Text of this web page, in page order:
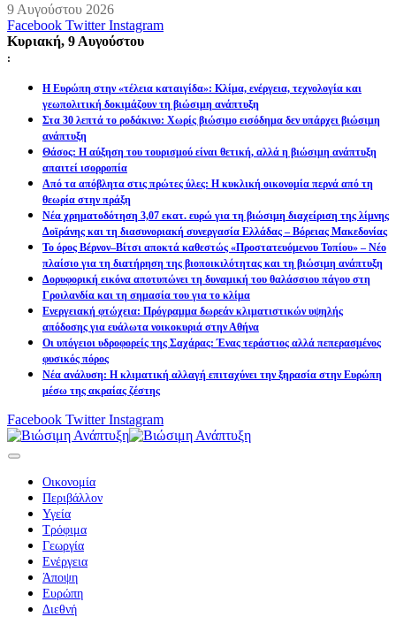
9 Αυγούστου 2026
Facebook Twitter Instagram
Κυριακή, 9 Αυγούστου
:
Η Ευρώπη στην «τέλεια καταιγίδα»: Κλίμα, ενέργεια, τεχνολογία και
γεωπολιτική δοκιμάζουν τη βιώσιμη ανάπτυξη
Στα 30 λεπτά το ροδάκινο: Χωρίς βιώσιμο εισόδημα δεν υπάρχει βιώσιμη
ανάπτυξη
Θάσος: Η αύξηση του τουρισμού είναι θετική, αλλά η βιώσιμη ανάπτυξη
απαιτεί ισορροπία
Από τα απόβλητα στις πρώτες ύλες: Η κυκλική οικονομία περνά από τη
θεωρία στην πράξη
Νέα χρηματοδότηση 3,07 εκατ. ευρώ για τη βιώσιμη διαχείριση της λίμνης
Δοϊράνης και τη διασυνοριακή συνεργασία Ελλάδας – Βόρειας Μακεδονίας
Το όρος Βέρνον–Βίτσι αποκτά καθεστώς «Προστατευόμενου Τοπίου» – Νέο
πλαίσιο για τη διατήρηση της βιοποικιλότητας και τη βιώσιμη ανάπτυξη
Δορυφορική εικόνα αποτυπώνει τη δυναμική του θαλάσσιου πάγου στη
Γροιλανδία και τη σημασία του για το κλίμα
Ενεργειακή φτώχεια: Πρόγραμμα δωρεάν κλιματιστικών υψηλής
απόδοσης για ευάλωτα νοικοκυριά στην Αθήνα
Οι υπόγειοι υδροφορείς της Σαχάρας: Ένας τεράστιος αλλά πεπερασμένος
φυσικός πόρος
Νέα ανάλυση: Η κλιματική αλλαγή επιταχύνει την ξηρασία στην Ευρώπη
μέσω της ακραίας ζέστης
Facebook Twitter Instagram
Οικονομία
Περιβάλλον
Υγεία
Τρόφιμα
Γεωργία
Ενέργεια
Άποψη
Ευρώπη
Διεθνή